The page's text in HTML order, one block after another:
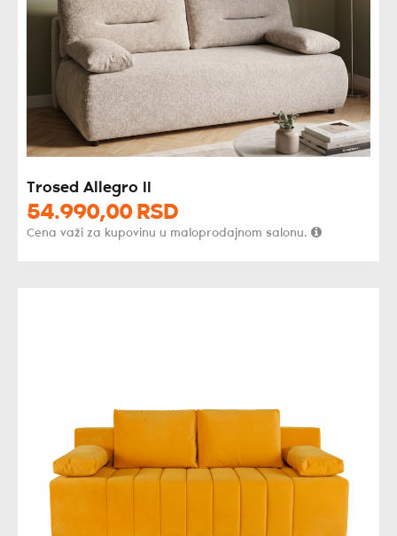
Trosed Allegro II
54.990,00 RSD
Cena važi za kupovinu u maloprodajnom salonu.